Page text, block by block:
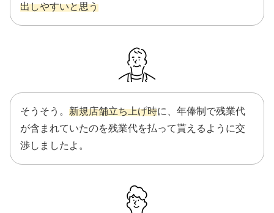
出しやすいと思う
そうそう。 新規店舗立ち上げ時に、年俸制で残業代
が含まれていたのを残業代を払って貰えるように交
渉しましたよ。